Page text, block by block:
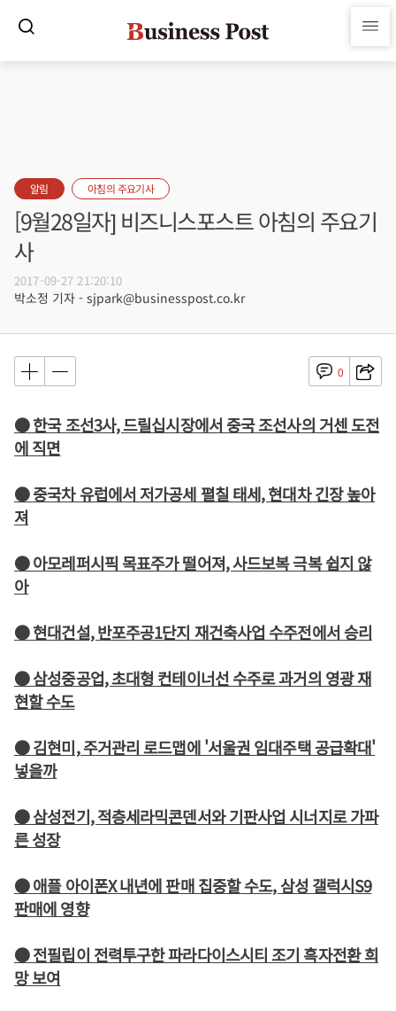
알림 아침의 주요기사
[9월28일자] 비즈니스포스트 아침의 주요기
사
2017-09-27 21:20:10
박소정 기자 - sjpark@businesspost.co.kr
0
● 한국 조선3사, 드릴십시장에서 중국 조선사의 거센 도전
에 직면
● 중국차 유럽에서 저가공세 펼칠 태세, 현대차 긴장 높아
져
● 아모레퍼시픽 목표주가 떨어져, 사드보복 극복 쉽지 않
아
● 현대건설, 반포주공1단지 재건축사업 수주전에서 승리
● 삼성중공업, 초대형 컨테이너선 수주로 과거의 영광 재
현할 수도
● 김현미, 주거관리 로드맵에 '서울권 임대주택 공급확대'
넣을까
● 삼성전기, 적층세라믹콘덴서와 기판사업 시너지로 가파
른 성장
● 애플 아이폰X 내년에 판매 집중할 수도, 삼성 갤럭시S9
판매에 영향
● 전필립이 전력투구한 파라다이스시티 조기 흑자전환 희
망 보여